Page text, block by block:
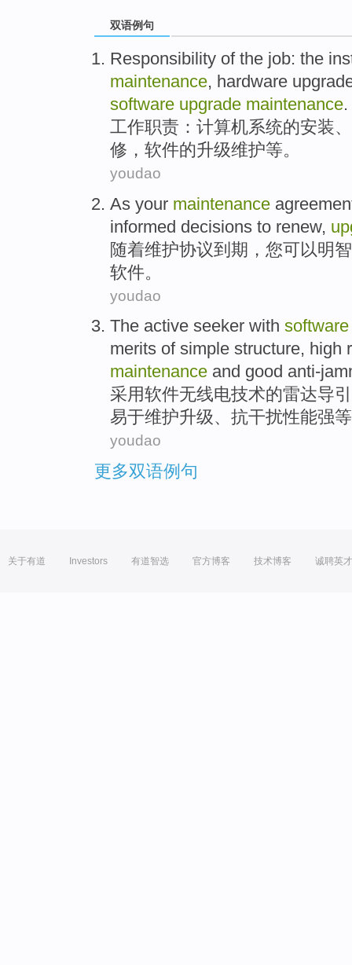
双语例句
Responsibility ofthe job: the
maintenance, hardware
software upgrade maintenance.
工作职责 ： 计算机系统的安装、
修 ， 软件的升级维护等。
youdao
As your maintenance
informed decisions to renew,
随着维护协议到期 ， 您可以明智
软件。
youdao
The active seeker with software
merits of simple structure, high
maintenance and good anti-
采用软件无线电技术的雷达导引
易于维护升级、抗干扰性能强
youdao
更多双语例句
关于有道 Investors 有道智选 官方博客 技术博客 诚聘英才